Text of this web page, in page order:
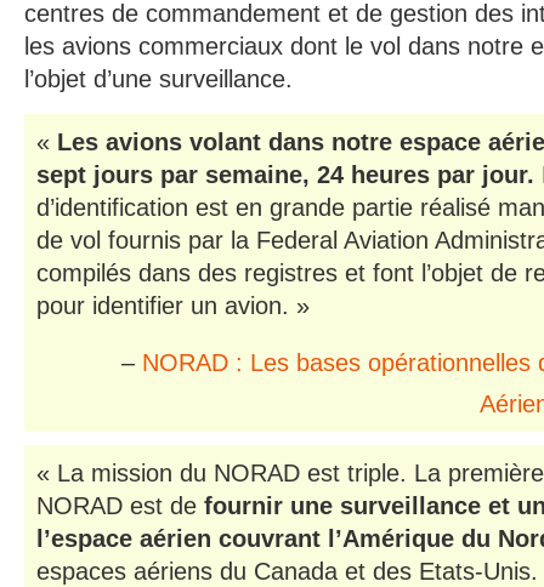
centres de commandement et de gestion des
les avions commerciaux dont le vol dans notre
l’objet d’une surveillance.
« Les avions volant dans notre espace
sept jours par semaine, 24 heures par jour.
d’identification est en grande partie réalisé
de vol fournis par la Federal Aviation
compilés dans des registres et font l’objet de
pour identifier un avion. »
– NORAD : Les bases opérationnelles
« La mission du NORAD est triple. La
NORAD est de fournir une surveillance et
l’espace aérien couvrant l’Amérique du
espaces aériens du Canada et des Etats-